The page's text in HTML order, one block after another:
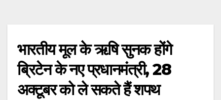
भारतीय मूल के ऋषि सुनक होंगे
ब्रिटेन के नए प्रधानमंत्री, 28
अक्टूबर को ले सकते हैं शपथ